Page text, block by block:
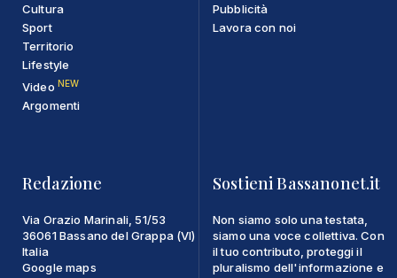
Cultura
Sport
Territorio
Lifestyle
Video NEW
Argomenti
Pubblicità
Lavora con noi
Redazione
Via Orazio Marinali, 51/53
36061 Bassano del Grappa (VI)
Italia
Google maps
Sostieni Bassanonet.it
Non siamo solo una testata,
siamo una voce collettiva. Con
il tuo contributo, proteggi il
pluralismo dell'informazione e